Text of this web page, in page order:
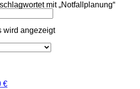
€
mit „Notfallplanung“
wird angezeigt